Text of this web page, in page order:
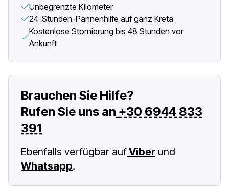
Unbegrenzte Kilometer
24-Stunden-Pannenhilfe auf ganz Kreta
Kostenlose Stornierung bis 48 Stunden vor
Ankunft
Brauchen Sie Hilfe?
Rufen Sie uns an +30 6944 833
391
Ebenfalls verfügbar aufViber und
Whatsapp.